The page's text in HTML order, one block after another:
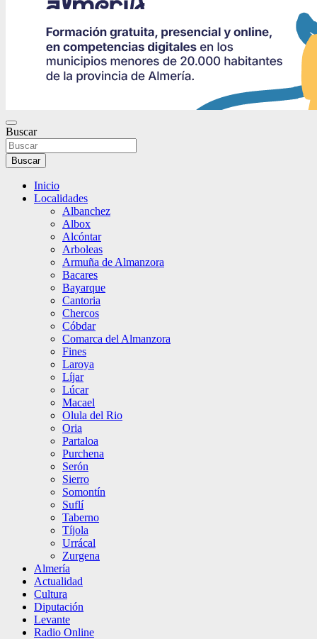
Buscar
Buscar
Inicio
Localidades
Albanchez
Albox
Alcóntar
Arboleas
Armuña de Almanzora
Bacares
Bayarque
Cantoria
Chercos
Cóbdar
Comarca del Almanzora
Fines
Laroya
Líjar
Lúcar
Macael
Olula del Rio
Oria
Partaloa
Purchena
Serón
Sierro
Somontín
Suflí
Taberno
Tíjola
Urrácal
Zurgena
Almería
Actualidad
Cultura
Diputación
Levante
Radio Online